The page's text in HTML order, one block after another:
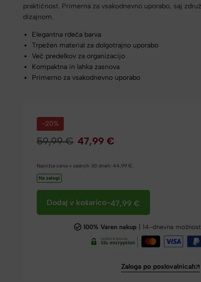
praktičnost. Primerna za vsakodnevno uporabo, saj
dizajnom.
Elegantna rdeča barva
Trpežen material za dolgotrajno uporabo
Več predelkov za organizacijo
Kompaktna in lahka zasnova
Primerno za vsakodnevno uporabo
-20%
59,99€ 47,99€
Najnižja cena v zadnjih 30 dneh:44,99€.
Na zalogi
Dodaj v košarico-47,99€
100% Varen nakup | 14-dnevna
Zaloga po poslovalnicah